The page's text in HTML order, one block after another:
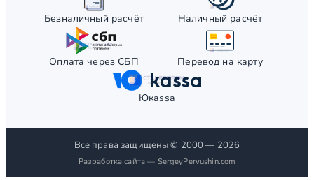
Безналичный расчёт Наличный расчёт
Оплата через СБП Перевод на карту
Юкаssа
Все права защищены © 2000 — 2026
Разработка сайта — SergeyPervushin.com